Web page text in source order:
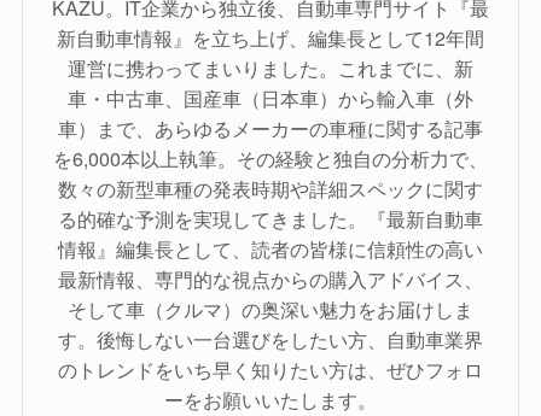
KAZU。IT企業から独立後、自動車専門サイト『最
新自動車情報』を立ち上げ、編集長として12年間
運営に携わってまいりました。これまでに、新
車・中古車、国産車（日本車）から輸入車（外
車）まで、あらゆるメーカーの車種に関する記事
を6,000本以上執筆。その経験と独自の分析力で、
数々の新型車種の発表時期や詳細スペックに関す
る的確な予測を実現してきました。『最新自動車
情報』編集長として、読者の皆様に信頼性の高い
最新情報、専門的な視点からの購入アドバイス、
そして車（クルマ）の奥深い魅力をお届けしま
す。後悔しない一台選びをしたい方、自動車業界
のトレンドをいち早く知りたい方は、ぜひフォロ
ーをお願いいたします。